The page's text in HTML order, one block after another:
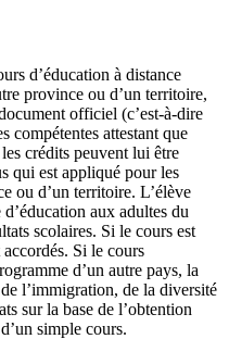
d’éducation à distance
province ou d’un territoire,
officiel (c’est-à-dire
compétentes attestant que
crédits peuvent lui être
qui est appliqué pour les
ou d’un territoire. L’élève
aux adultes du
scolaires. Si le cours est
Si le cours
d’un autre pays, la
l’immigration, de la diversité
sur la base de l’obtention
simple cours.